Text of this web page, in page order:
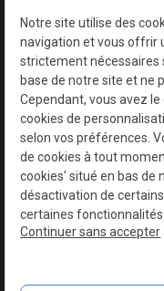
Notre site utilise des
navigation et vous offrir
strictement nécessaires
base de notre site et ne
Cependant, vous avez
cookies de
selon vos préférences.
de cookies à tout
cookies' situé en bas de
désactivation de
certaines fonctionnalités
Continuer sans accepter